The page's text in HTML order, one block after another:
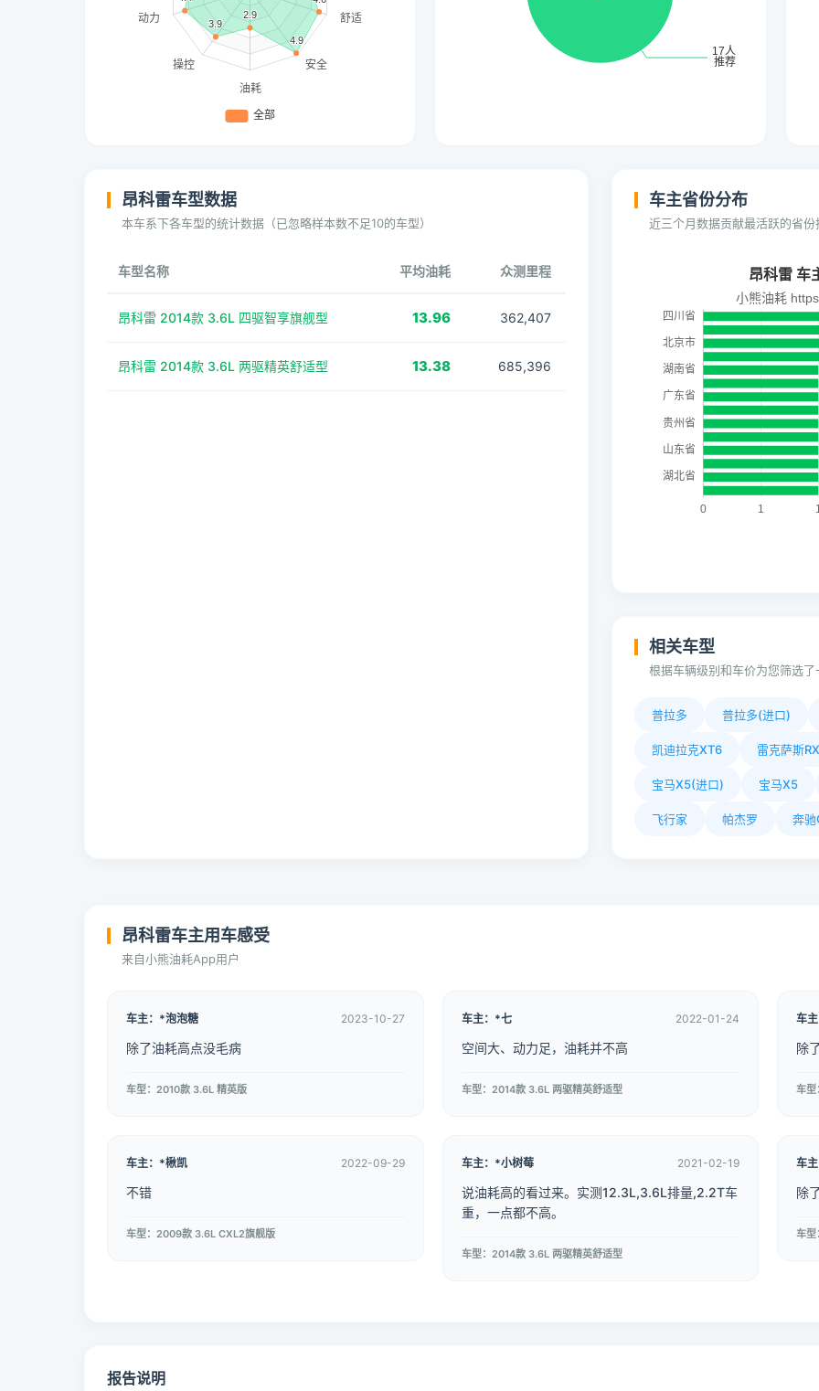
昂科雷车型数据
本车系下各车型的统计数据（已忽略样本数不足10的车型）
车型名称 平均油耗 众测里程
昂科雷 2014款 3.6L 四驱智享旗舰型 13.96 362,407
昂科雷 2014款 3.6L 两驱精英舒适型 13.38 685,396
车主省份分布
近三个月数据贡献最活跃的省份
相关车型
根据车辆级别和车价为您筛选
普拉多 普拉多(进口)
凯迪拉克XT6 雷克萨斯RX
宝马X5(进口) 宝马X5
飞行家 帕杰罗 奔驰
昂科雷车主用车感受
来自小熊油耗App用户
车主：*泡泡糖 2023-10-27
除了油耗高点没毛病
车型：2010款 3.6L 精英版
车主：*楸凯 2022-09-29
不错
车型：2009款 3.6L CXL2旗舰版
车主：*七 2022-01-24
空间大、动力足，油耗并不高
车型：2014款 3.6L 两驱精英舒适型
车主：*小树莓 2021-02-19
说油耗高的看过来。实测12.3L,3.6L排量,2.2T车
重，一点都不高。
车型：2014款 3.6L 两驱精英舒适型
车
除
车
除
报告说明